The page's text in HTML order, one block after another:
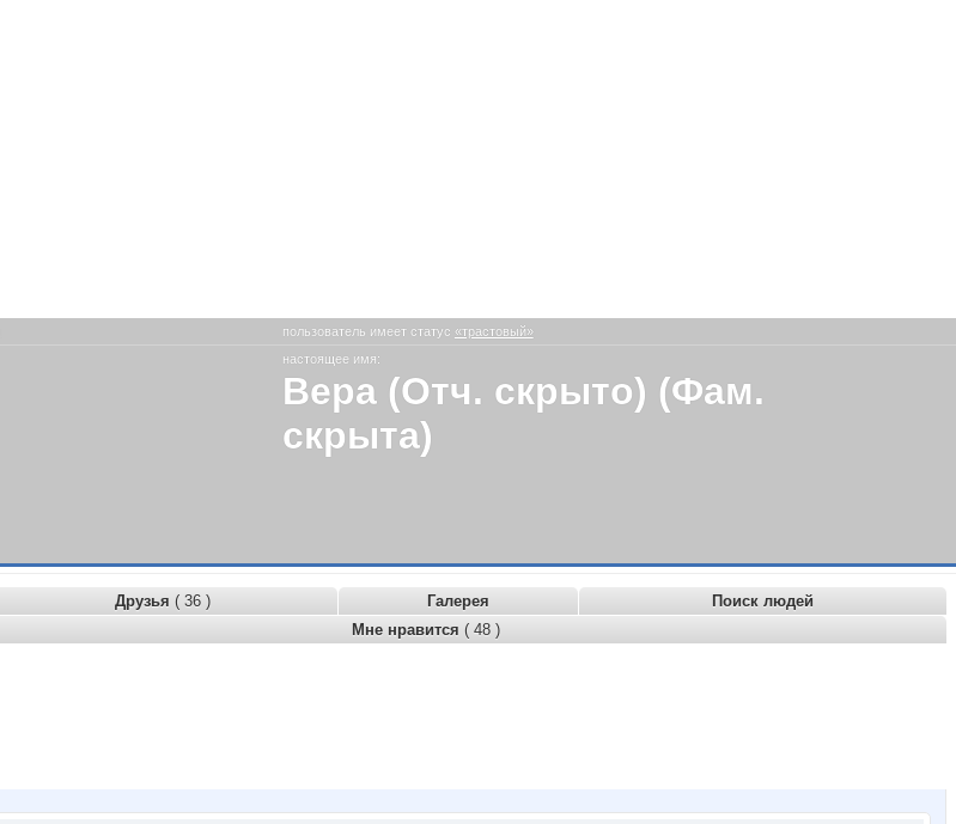
пользователь имеет статус «трастовый»
настоящее имя:
Вера (Отч. скрыто) (Фам.
скрыта)
Друзья ( 36 ) Галерея
Поиск людей
Мне нравится ( 48 )